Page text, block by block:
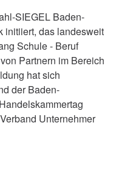
SIEGEL Baden-
initiiert, das landesweit
Schule - Beruf
Partnern im Bereich
hat sich
der Baden-
Unternehmer